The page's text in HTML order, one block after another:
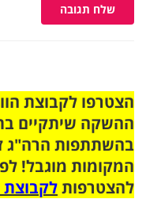
שלח תגובה
ההשקה שיתקיים
בהשתתפות הרה"ג
המקומות מוגבל!
להצטרפותלקבוצת